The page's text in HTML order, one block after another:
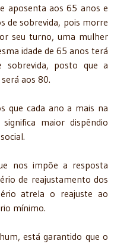
aposenta aos 65 anos e
de sobrevida, pois morre
seu turno, uma mulher
idade de 65 anos terá
sobrevida, posto que a
aos 80.
que cada ano a mais na
maior dispêndio
nos impõe a resposta
de reajustamento dos
atrela o reajuste ao
mínimo.
está garantido que o